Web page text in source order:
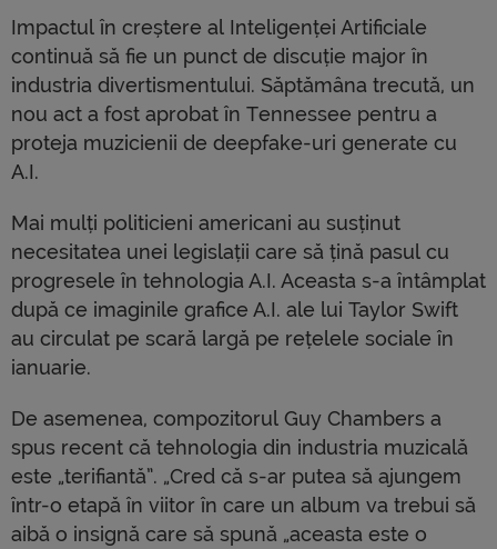
Impactul în creștere al Inteligenței Artificiale
continuă să fie un punct de discuție major în
industria divertismentului. Săptămâna trecută, un
nou act a fost aprobat în Tennessee pentru a
proteja muzicienii de deepfake-uri generate cu
A.I.
Mai mulți politicieni americani au susținut
necesitatea unei legislații care să țină pasul cu
progresele în tehnologia A.I. Aceasta s-a întâmplat
după ce imaginile grafice A.I. ale lui Taylor Swift
au circulat pe scară largă pe rețelele sociale în
ianuarie.
De asemenea, compozitorul Guy Chambers a
spus recent că tehnologia din industria muzicală
este „terifiantă”. „Cred că s-ar putea să ajungem
într-o etapă în viitor în care un album va trebui să
aibă o insignă care să spună „aceasta este o